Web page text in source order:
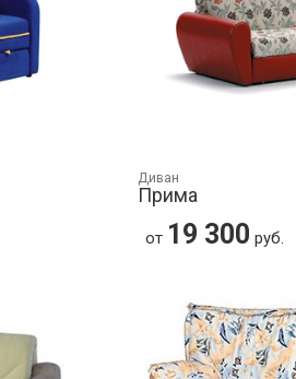
Диван
Прима
от 19 300 руб.